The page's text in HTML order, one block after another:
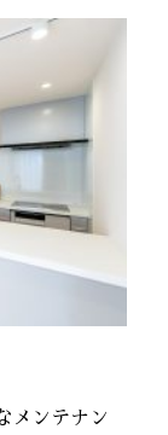
メンテナン